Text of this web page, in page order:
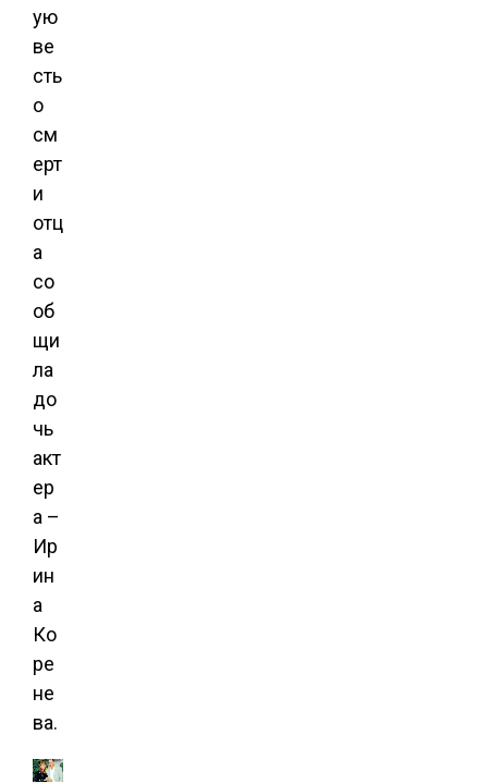
ую
ве
сть
о
см
ерт
и
отц
а
со
об
щи
ла
до
чь
акт
ер
а –
Ир
ин
а
Ко
ре
не
ва.